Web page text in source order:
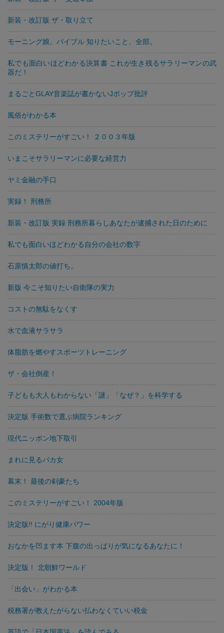
新装・改訂版 ザ・取り立て
モーニング娘。バイブル 知りたいこと、全部。
私でも面白いほどわかる決算書 これが生き残るサラリーマンの武
器だ！
まるごとGLAY音楽誌が書かないJポップ批評
風俗がわかる本
このミステリーがすごい！ ２００３年版
いまこそサラリーマンに必要な経営力
ヤミ金融の手口
実録！ 刑務所
新装・改訂版 実録 刑務所暮らしあなたが逮捕された日のために
私でも面白いほどわかる自分の会社の数字
石原慎太郎の値打ち。
新版 今こそ知りたい自衛隊の実力
コストの無駄をなくす
水で血液サラサラ
体脂肪を燃やすスポーツトレーニング
ザ・会社倒産！
子どもも大人もわからない「謎」「なぜ？」を科学する
決定版 手術数で選ぶ病院ランキング
現代ニッポン地下取引
まれに見るバカ女
幕末！ 最後の剣豪たち
このミステリーがすごい！ 2004年版
決定版!! にがり健康パワー
おなかを凹ます本 下腹の出っぱりが気になるあなたに！
決定版！ 北朝鮮ワールド
「出会い」がわかる本
税務署が教えたがらない払わなくていい税金